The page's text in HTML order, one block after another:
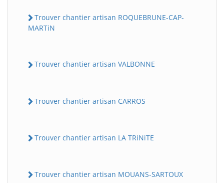
Trouver chantier artisan ROQUEBRUNE-CAP-
MARTiN
Trouver chantier artisan VALBONNE
Trouver chantier artisan CARROS
Trouver chantier artisan LA TRiNiTE
Trouver chantier artisan MOUANS-SARTOUX